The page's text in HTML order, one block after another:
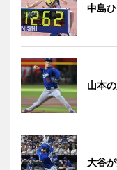
中島
山本
大谷